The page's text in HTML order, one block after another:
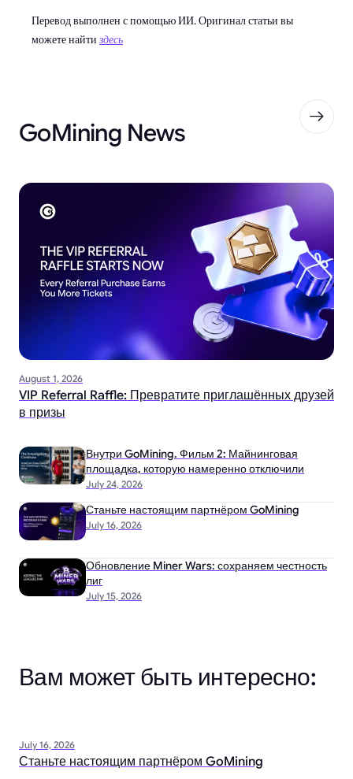
Перевод выполнен с помощью ИИ. Оригинал статьи вы
можете найти здесь
GoMining News
August 1, 2026
VIP Referral Raffle: Превратите приглашённых друзей
в призы
July 24, 2026
Внутри GoMining. Фильм 2: Майнинговая
площадка, которую намеренно отключили
July 16, 2026
Станьте настоящим партнёром GoMining
July 15, 2026
Обновление Miner Wars: сохраняем честность
лиг
Вам может быть интересно:
July 16, 2026
Станьте настоящим партнёром GoMining